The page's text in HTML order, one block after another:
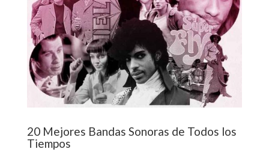
20 Mejores Bandas Sonoras de Todos los
Tiempos